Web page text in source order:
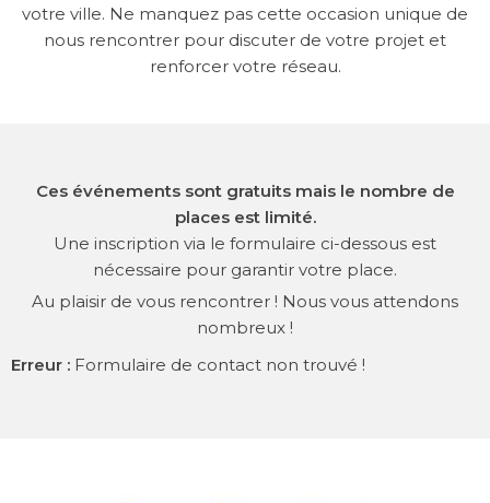
votre ville. Ne manquez pas cette occasion unique de
nous rencontrer pour discuter de votre projet et
renforcer votre réseau.
Ces événements sont gratuits mais le nombre de
places est limité.
Une inscription via le formulaire ci-dessous est
nécessaire pour garantir votre place.
Au plaisir de vous rencontrer ! Nous vous attendons
nombreux !
Erreur : Formulaire de contact non trouvé !